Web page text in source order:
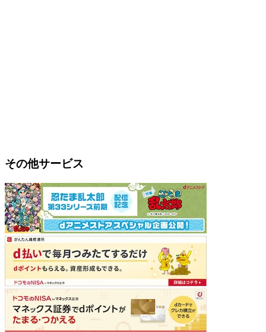
その他サービス